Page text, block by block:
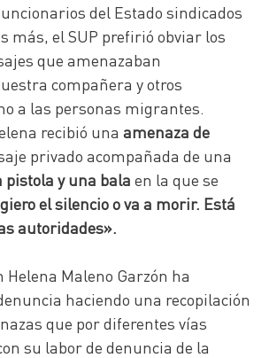
del Estado sindicados
más, el SUP prefirió obviar los
que amenazaban
compañera y otros
a las personas migrantes.
recibió una amenaza de
privado acompañada de una
pistola y una bala en la que se
el silencio o va a morir. Está
autoridades».
Maleno Garzón ha
haciendo una recopilación
que por diferentes vías
su labor de denuncia de la